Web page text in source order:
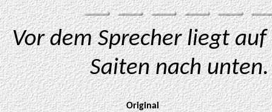
Vor dem Sprecher liegt
Saiten nach
Original